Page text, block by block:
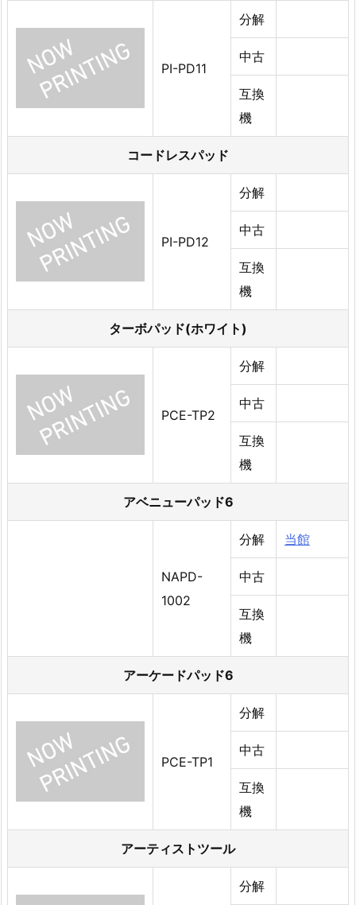
PI-PD11
分解
中古
互換
機
コードレスパッド
PI-PD12
分解
中古
互換
機
ターボパッド(ホワイト)
PCE-TP2
分解
中古
互換
機
アベニューパッド6
NAPD-
1002
分解 当館
中古
互換
機
アーケードパッド6
PCE-TP1
分解
中古
互換
機
アーティストツール
分解